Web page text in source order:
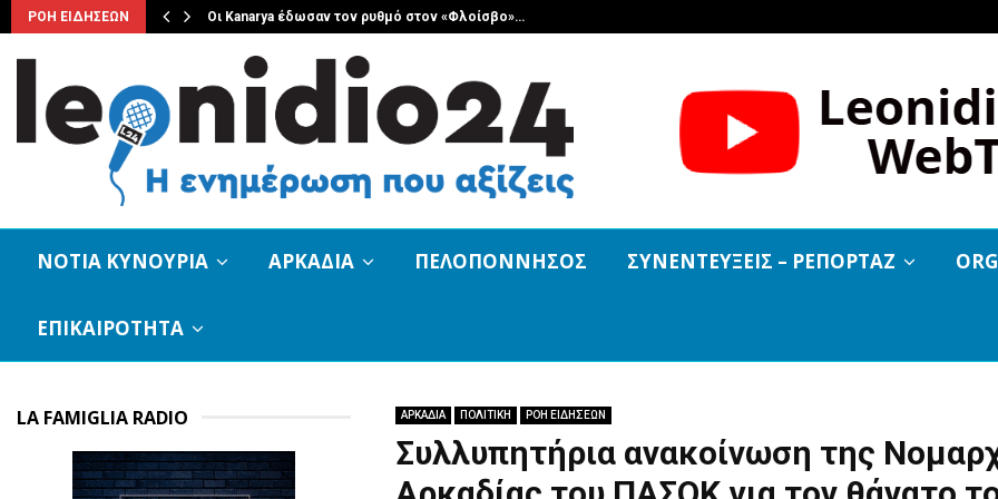
ΡΟΗ ΕΙΔΗΣΕΩΝ
8… Οι Kanarya έδωσαν τον ρυθμό στον «Φλοίσβο»…
ΝΟΤΙΑ ΚΥΝΟΥΡΙΑ ΑΡΚΑΔΙΑ ΠΕΛΟΠΟΝΝΗΣΟΣ ΣΥΝΕΝΤΕΥΞΕΙΣ – ΡΕΠΟΡΤΑΖ
ΕΠΙΚΑΙΡΟΤΗΤΑ
ΑΡΚΑΔΙΑ ΠΟΛΙΤΙΚΗ ΡΟΗ ΕΙΔΗΣΕΩΝ
Συλλυπητήρια ανακοίνωση της
LA FAMIGLIA RADIO